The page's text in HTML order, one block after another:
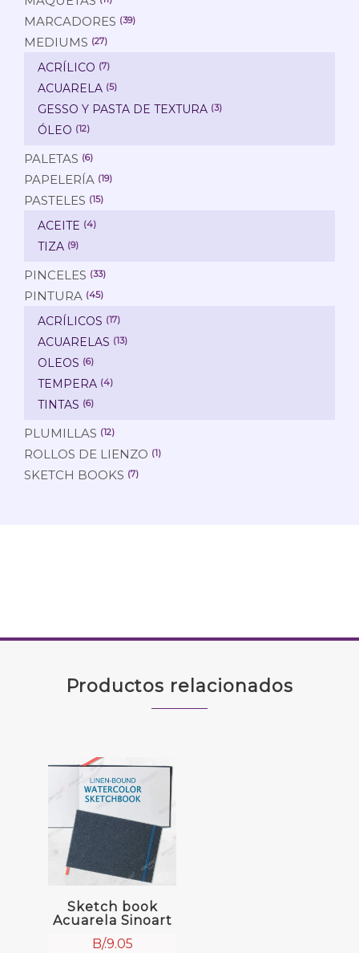
MARCADORES (39)
MEDIUMS (27)
ACRÍLICO (7)
ACUARELA (5)
GESSO Y PASTA DE TEXTURA (3)
ÓLEO (12)
PALETAS (6)
PAPELERÍA (19)
PASTELES (15)
ACEITE (4)
TIZA (9)
PINCELES (33)
PINTURA (45)
ACRÍLICOS (17)
ACUARELAS (13)
OLEOS (6)
TEMPERA (4)
TINTAS (6)
PLUMILLAS (12)
ROLLOS DE LIENZO (1)
SKETCH BOOKS (7)
Productos relacionados
Sketch book
Acuarela Sinoart
B/.9.05